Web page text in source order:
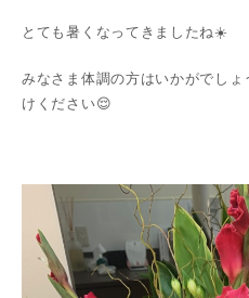
とても暑くなってきましたね☀️
みなさま体調の方はいかがでし
けください😌